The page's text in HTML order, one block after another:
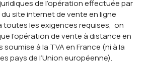
de l’opération effectuée par
site internet de vente en ligne
les exigences requises, on
l’opération de vente à distance en
soumise à la TVA en France (ni à la
pays de l’Union européenne).